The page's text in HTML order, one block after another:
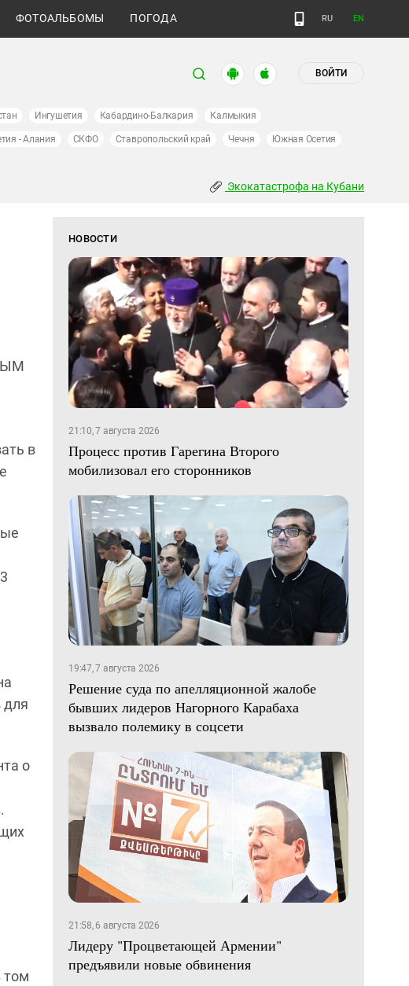
ФОТОАЛЬБОМЫ ПОГОДА RU EN
ВОЙТИ
Ингушетия Кабардино-Балкария Калмыкия
- Алания СКФО Ставропольский край Чечня Южная Осетия
Экокатастрофа на Кубани
в
для
о
том
НОВОСТИ
21:10, 7 августа 2026
Процесс против Гарегина Второго
мобилизовал его сторонников
19:47, 7 августа 2026
Решение суда по апелляционной жалобе
бывших лидеров Нагорного Карабаха
вызвало полемику в соцсети
21:58, 6 августа 2026
Лидеру "Процветающей Армении"
предъявили новые обвинения